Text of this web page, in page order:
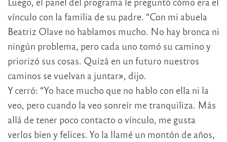
vínculo con la familia de su padre. “Con mi abuela
Beatriz Olave no hablamos mucho. No hay bronca ni
ningún problema, pero cada uno tomó su camino y
priorizó sus cosas. Quizá en un futuro nuestros
caminos se vuelvan a juntar», dijo.
Y cerró: “Yo hace mucho que no hablo con ella ni la
veo, pero cuando la veo sonreír me tranquiliza. Más
allá de tener poco contacto o vínculo, me gusta
verlos bien y felices. Yo la llamé un montón de años,